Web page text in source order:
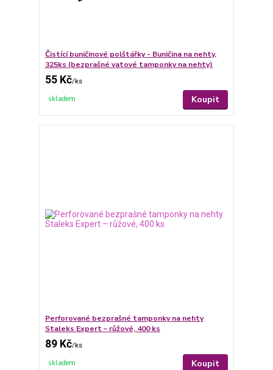
Čistící buničinové polštářky - Buničina na nehty,
325ks (bezprašné vatové tamponky na nehty)
55 Kč/ks
skladem Koupit
Perforované bezprašné tamponky na nehty
Staleks Expert – růžové, 400 ks
89 Kč/ks
skladem Koupit